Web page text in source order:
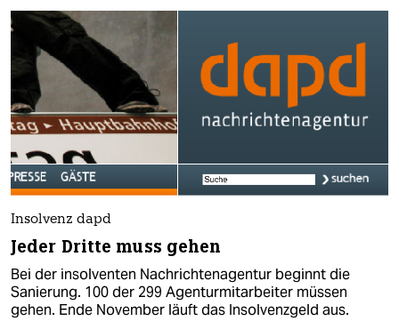
Insolvenz dapd
Jeder Dritte muss gehen
Bei der insolventen Nachrichtenagentur beginnt die
Sanierung. 100 der 299 Agenturmitarbeiter müssen
gehen. Ende November läuft das Insolvenzgeld aus.